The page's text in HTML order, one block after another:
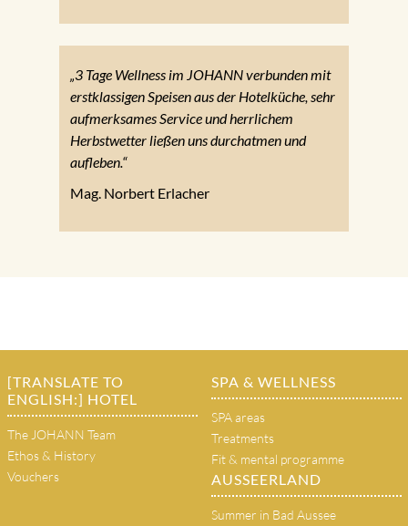
„3 Tage Wellness im JOHANN verbunden mit
erstklassigen Speisen aus der Hotelküche, sehr
aufmerksames Service und herrlichem
Herbstwetter ließen uns durchatmen und
aufleben.“
Mag. Norbert Erlacher
[TRANSLATE TO
ENGLISH:] HOTEL
The JOHANN Team
Ethos & History
Vouchers
SPA & WELLNESS
SPA areas
Treatments
Fit & mental programme
AUSSEERLAND
Summer in Bad Aussee